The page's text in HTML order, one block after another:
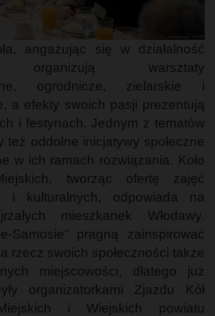
angażując się w działalność
organizują warsztaty
ogrodnicze, zielarskie i
a efekty swoich pasji prezentują
i festynach. Jednym z tematów
też oddolne inicjatywy społeczne
w ich ramach rozwiązania. Koło
tworząc ofertę zajęć
i kulturalnych, odpowiada na
mieszkanek Włodawy.
Samosie” pragną zainspirować
rzecz swoich społeczności także
miejscowości, dlatego już
organizatorkami Zjazdu Kół
i Wiejskich powiatu